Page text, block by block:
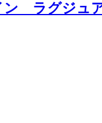
ン ラグジ